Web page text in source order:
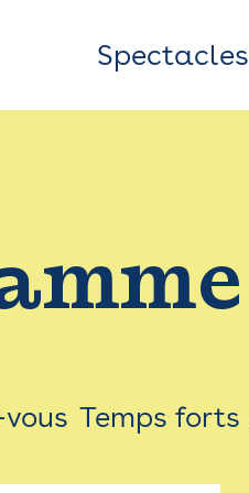
Top
Bar
Menu
Spectacles
Temps forts